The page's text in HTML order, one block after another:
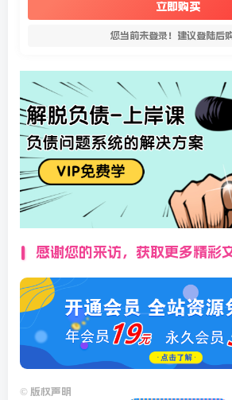
立即购买
您当前未登录！建议登陆后
感谢您的来访，获取更多精彩
© 版权声明